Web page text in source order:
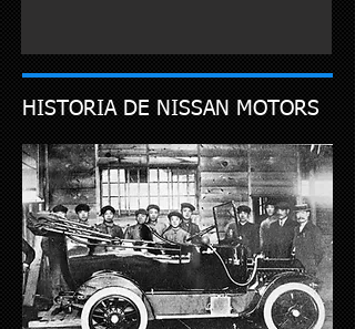
HISTORIA DE NISSAN MOTORS